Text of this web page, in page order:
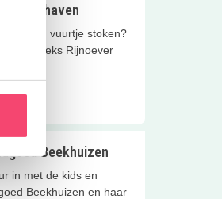
jachthaven
een vuurtje stoken?
Rijnoever
Beekhuizen
in met de kids en
Beekhuizen en haar